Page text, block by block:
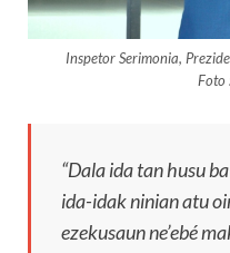
Inspetor Serimonia,
Foto
“Dala ida tan husu
ida-idak ninian atu
ezekusaun ne’ebé